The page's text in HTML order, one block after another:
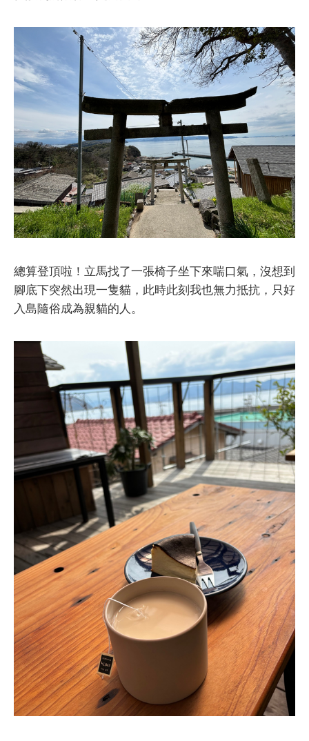
總算登頂啦！立馬找了一張椅子坐下來喘口氣，沒想到
腳底下突然出現一隻貓，此時此刻我也無力抵抗，只好
入島隨俗成為親貓的人。